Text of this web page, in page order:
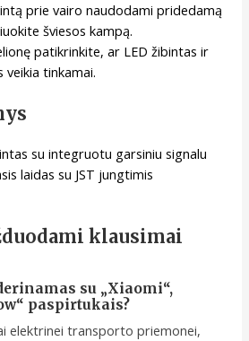
prie vairo naudodami pridedamą
šviesos kampą.
patikrinkite, ar LED žibintas ir
veikia tinkamai.
su integruotu garsiniu signalu
laidas su JST jungtimis
klausimai
su „Xiaomi“,
paspirtukais?
elektrinei transporto priemonei,